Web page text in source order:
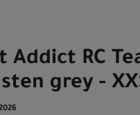
Addict RC
grey -